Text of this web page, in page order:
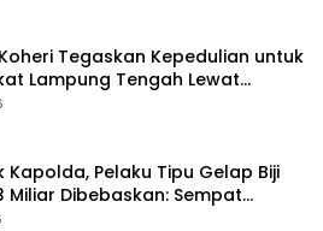
Tegaskan Kepedulian untuk
Lampung Tengah Lewat
Bantuan Disabilitas
Kapolda, Pelaku Tipu Gelap Biji
Miliar Dibebaskan: Sempat
di Jawa Tengah dan Ditahan di